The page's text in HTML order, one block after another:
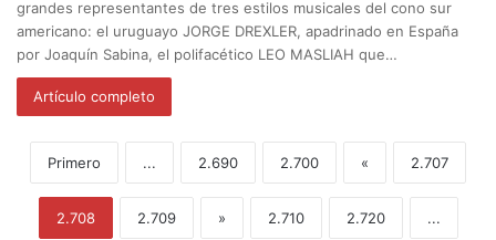
grandes representantes de tres estilos musicales del cono sur
americano: el uruguayo JORGE DREXLER, apadrinado en España
por Joaquín Sabina, el polifacético LEO MASLIAH que…
Artículo completo
Primero ... 2.690 2.700 « 2.707
2.708 2.709 » 2.710 2.720 ...